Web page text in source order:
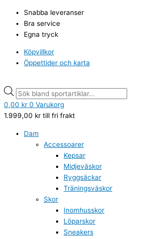
innehåll
Snabba leveranser
Bra service
Egna tryck
Köpvillkor
Öppettider och karta
search
0,00 kr 0 Varukorg
1.999,00 kr till fri frakt
Dam
Accessoarer
Kepsar
Midjeväskor
Ryggsäckar
Träningsväskor
Skor
Inomhusskor
Löparskor
Sneakers
search